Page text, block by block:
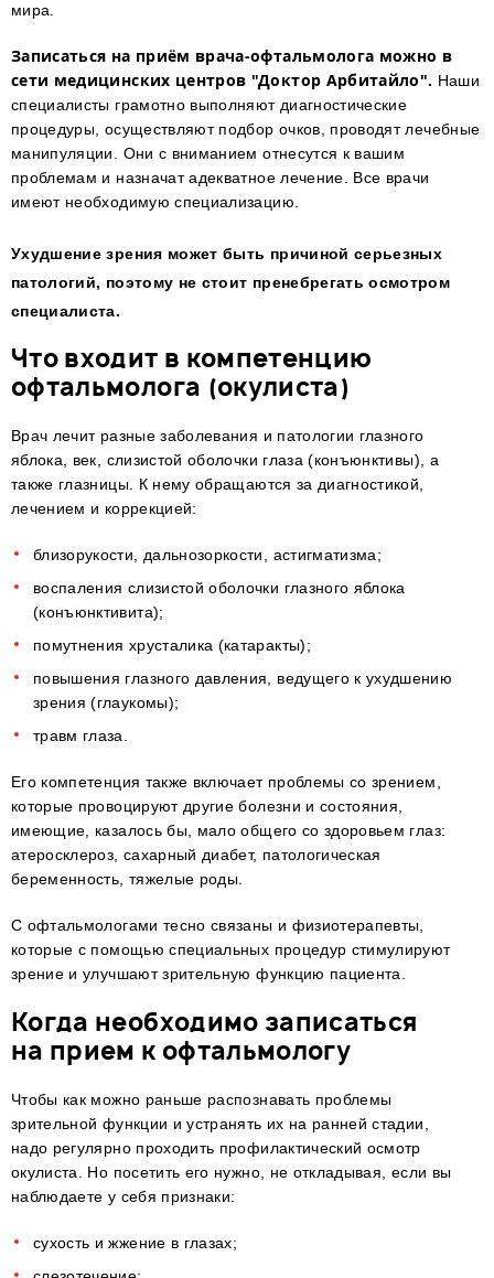
мира.
Записаться на приём врача-офтальмолога можно в
сети медицинских центров "Доктор Арбитайло". Наши
специалисты грамотно выполняют диагностические
процедуры, осуществляют подбор очков, проводят лечебные
манипуляции. Они с вниманием отнесутся к вашим
проблемам и назначат адекватное лечение. Все врачи
имеют необходимую специализацию.
Ухудшение зрения может быть причиной серьезных
патологий, поэтому не стоит пренебрегать осмотром
специалиста.
Что входит в компетенцию
офтальмолога (окулиста)
Врач лечит разные заболевания и патологии глазного
яблока, век, слизистой оболочки глаза (конъюнктивы), а
также глазницы. К нему обращаются за диагностикой,
лечением и коррекцией:
близорукости, дальнозоркости, астигматизма;
воспаления слизистой оболочки глазного яблока
(конъюнктивита);
помутнения хрусталика (катаракты);
повышения глазного давления, ведущего к ухудшению
зрения (глаукомы);
травм глаза.
Его компетенция также включает проблемы со зрением,
которые провоцируют другие болезни и состояния,
имеющие, казалось бы, мало общего со здоровьем глаз:
атеросклероз, сахарный диабет, патологическая
беременность, тяжелые роды.
С офтальмологами тесно связаны и физиотерапевты,
которые с помощью специальных процедур стимулируют
зрение и улучшают зрительную функцию пациента.
Когда необходимо записаться
на прием к офтальмологу
Чтобы как можно раньше распознавать проблемы
зрительной функции и устранять их на ранней стадии,
надо регулярно проходить профилактический осмотр
окулиста. Но посетить его нужно, не откладывая, если вы
наблюдаете у себя признаки:
сухость и жжение в глазах;